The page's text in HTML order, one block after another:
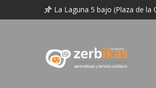
La Laguna 5 bajo (Plaza de la